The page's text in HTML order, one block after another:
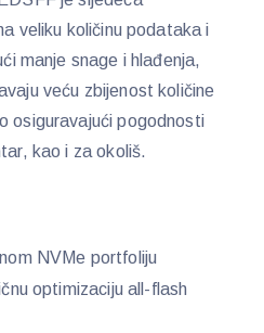
veliku količinu podataka i
manje snage i hlađenja,
veću zbijenost količine
osiguravajući pogodnosti
kao i za okoliš.
NVMe portfoliju
optimizaciju all-flash